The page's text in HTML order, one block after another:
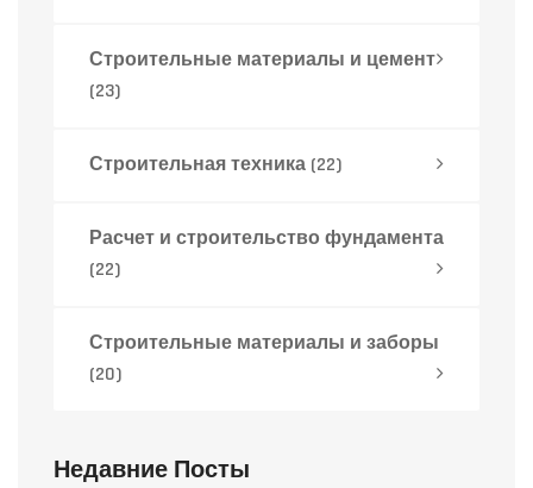
Строительные материалы и цемент
(23)
Строительная техника (22)
Расчет и строительство фундамента
(22)
Строительные материалы и заборы
(20)
Недавние Посты